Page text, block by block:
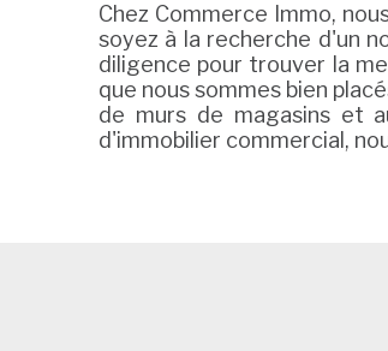
Chez Commerce Immo,
soyez à la recherche d'un
diligence pour trouver la
que nous sommes bien
de murs de magasins et
d'immobilier commercial,